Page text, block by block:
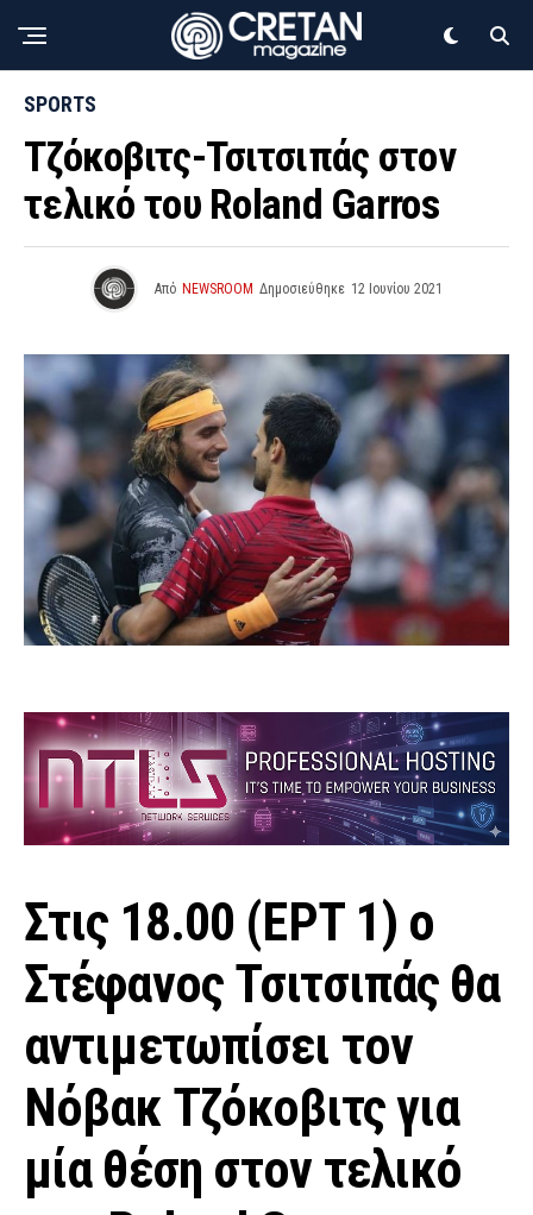
SPORTS
Τζόκοβιτς-Τσιτσιπάς στον
τελικό του Roland Garros
Από NEWSROOM Δημοσιεύθηκε 12 Ιουνίου 2021
Στις 18.00 (ΕΡΤ 1) ο
Στέφανος Τσιτσιπάς θα
αντιμετωπίσει τον
Νόβακ Τζόκοβιτς για
μία θέση στον τελικό